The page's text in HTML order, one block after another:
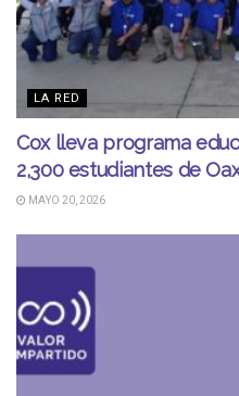
LA RED
Cox lleva programa
2,300 estudiantes de
MAYO 20, 2026